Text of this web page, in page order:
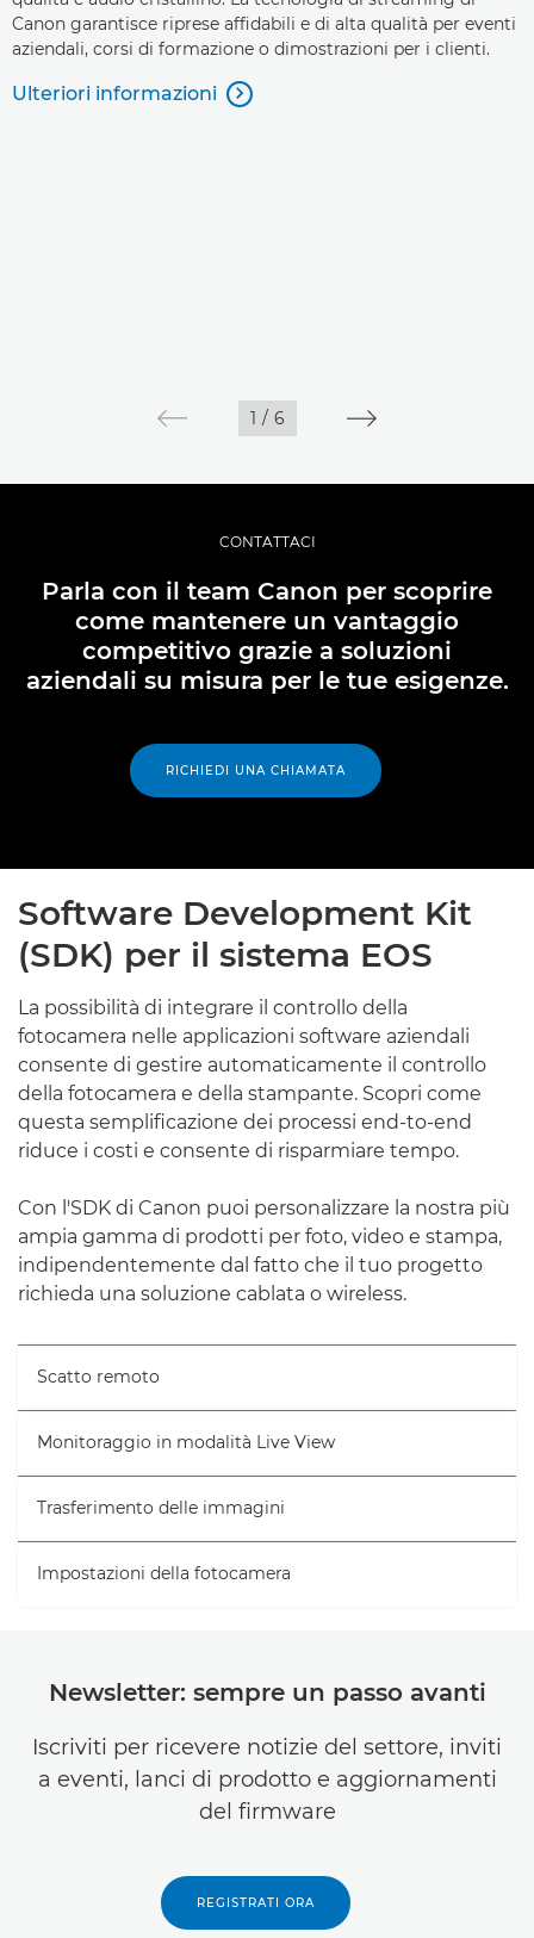
Canon garantisce riprese affidabili e di alta qualità per eventi
aziendali, corsi di formazione o dimostrazioni per i clienti.
Ulteriori informazioni 
1 / 6
CONTATTACI
Parla con il team Canon per scoprire
come mantenere un vantaggio
competitivo grazie a soluzioni
aziendali su misura per le tue esigenze.
RICHIEDI UNA CHIAMATA
Software Development Kit
(SDK) per il sistema EOS
La possibilità di integrare il controllo della
fotocamera nelle applicazioni software aziendali
consente di gestire automaticamente il controllo
della fotocamera e della stampante. Scopri come
questa semplificazione dei processi end-to-end
riduce i costi e consente di risparmiare tempo.
Con l'SDK di Canon puoi personalizzare la nostra più
ampia gamma di prodotti per foto, video e stampa,
indipendentemente dal fatto che il tuo progetto
richieda una soluzione cablata o wireless.
Scatto remoto
Monitoraggio in modalità Live View
Trasferimento delle immagini
Impostazioni della fotocamera
Newsletter: sempre un passo avanti
Iscriviti per ricevere notizie del settore, inviti
a eventi, lanci di prodotto e aggiornamenti
del firmware
REGISTRATI ORA